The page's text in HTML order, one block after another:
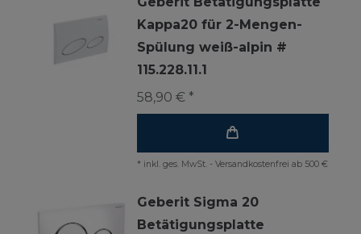
Kappa20 für 2-Mengen-
Spülung weiß-alpin #
115.228.11.1
58,90 € *
* inkl. ges. MwSt. - Versandkostenfrei ab 500 €
Geberit Sigma 20
Betätigungsplatte